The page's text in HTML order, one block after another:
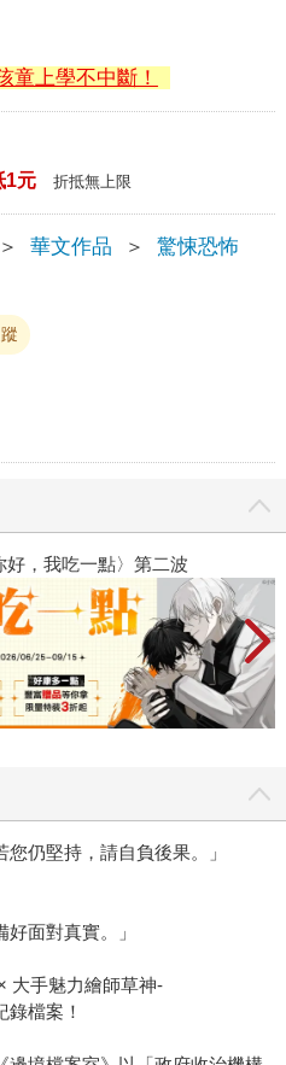
童上學不中斷！
1元 折抵無上限
＞ 華文作品 ＞ 驚悚恐怖
我吃一點〉第二波
您仍堅持，請自負後果。」
好面對真實。」
大手魅力繪師草神-
檔案！